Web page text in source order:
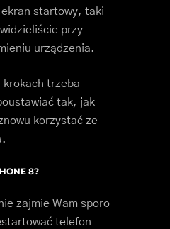
startowy, taki
przy
urządzenia.
krokach trzeba
tak, jak
korzystać ze
8?
zajmie Wam sporo
telefon